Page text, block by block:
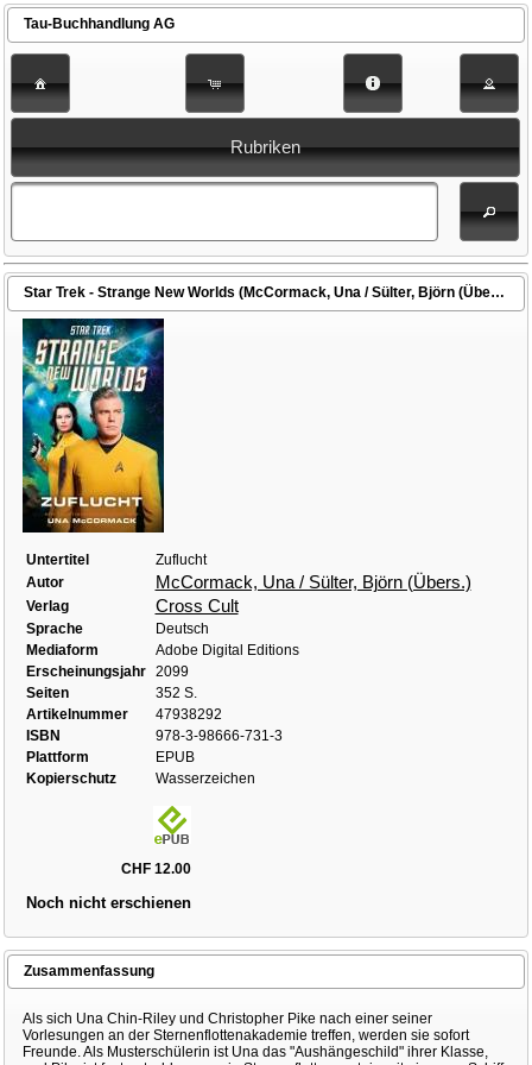
Tau-Buchhandlung AG
Rubriken
Star Trek - Strange New Worlds (McCormack, Una / Sülter, Björn (Übers.))
Untertitel
Zuflucht
Autor
McCormack, Una / Sülter, Björn (Übers.)
Verlag Cross Cult
Sprache
Deutsch
Mediaform
Adobe Digital Editions
Erscheinungsjahr
2099
Seiten
352 S.
Artikelnummer
47938292
ISBN
978-3-98666-731-3
Plattform
EPUB
Kopierschutz
Wasserzeichen
CHF 12.00
Noch nicht erschienen
Zusammenfassung
Als sich Una Chin-Riley und Christopher Pike nach einer seiner
Vorlesungen an der Sternenflottenakademie treffen, werden sie sofort
Freunde. Als Musterschülerin ist Una das "Aushängeschild" ihrer Klasse,